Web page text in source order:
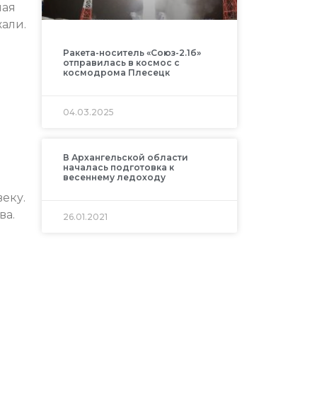
Ракета-носитель «Союз-2.1б»
отправилась в космос с
космодрома Плесецк
04.03.2025
В Архангельской области
началась подготовка к
весеннему ледоходу
26.01.2021